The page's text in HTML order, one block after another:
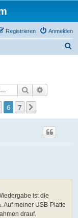
Anmelden
Registrieren
Suche
6 7
ist die
Auf meiner USB-Platte
drauf.